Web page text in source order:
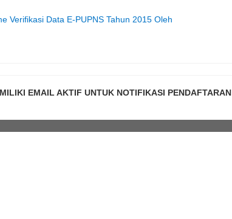
Verifikasi Data E-PUPNS Tahun 2015 Oleh
EMAIL AKTIF UNTUK NOTIFIKASI PENDAFTARAN